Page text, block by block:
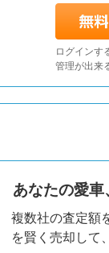
ログインす
管理が出来
あなたの愛車
複数社の査定額
を賢く売却して